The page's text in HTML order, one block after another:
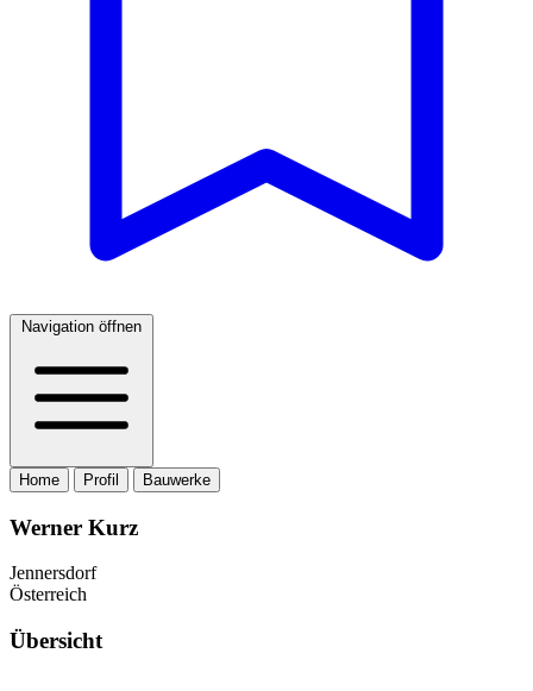
Navigation öffnen
Home Profil Bauwerke
Werner Kurz
Jennersdorf
Österreich
Übersicht